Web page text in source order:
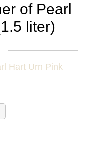
of Pearl
liter)